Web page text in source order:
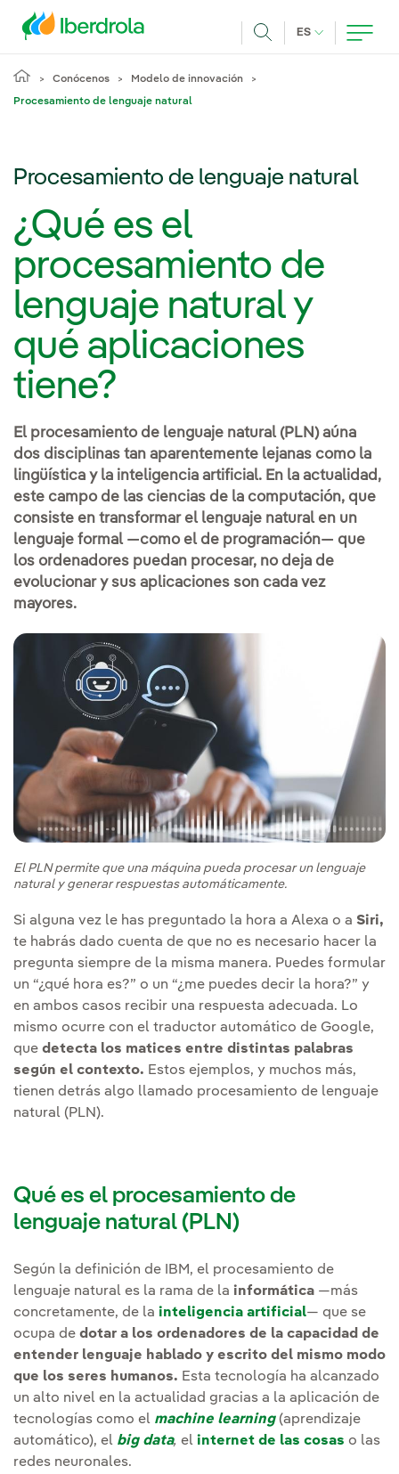
ES IDIOMA
Conócenos Modelo de innovación
Procesamiento de lenguaje natural
Procesamiento de lenguaje natural
¿Qué es el
procesamiento de
lenguaje natural y
qué aplicaciones
tiene?
El procesamiento de lenguaje natural (PLN) aúna
dos disciplinas tan aparentemente lejanas como la
lingüística y la inteligencia artificial. En la actualidad,
este campo de las ciencias de la computación, que
consiste en transformar el lenguaje natural en un
lenguaje formal —como el de programación— que
los ordenadores puedan procesar, no deja de
evolucionar y sus aplicaciones son cada vez
mayores.
El PLN permite que una máquina pueda procesar un lenguaje
natural y generar respuestas automáticamente.
Si alguna vez le has preguntado la hora a Alexa o a Siri,
te habrás dado cuenta de que no es necesario hacer la
pregunta siempre de la misma manera. Puedes formular
un “¿qué hora es?” o un “¿me puedes decir la hora?” y
en ambos casos recibir una respuesta adecuada. Lo
mismo ocurre con el traductor automático de Google,
que detecta los matices entre distintas palabras
según el contexto. Estos ejemplos, y muchos más,
tienen detrás algo llamado procesamiento de lenguaje
natural (PLN).
Qué es el procesamiento de
lenguaje natural (PLN)
Según la definición de IBM, el procesamiento de
lenguaje natural es la rama de la informática —más
concretamente, de la inteligencia artificial— que se
ocupa de dotar a los ordenadores de la capacidad de
entender lenguaje hablado y escrito del mismo modo
que los seres humanos. Esta tecnología ha alcanzado
un alto nivel en la actualidad gracias a la aplicación de
tecnologías como el machine learning(aprendizaje
automático), el big data, el internet de las cosas o las
redes neuronales.